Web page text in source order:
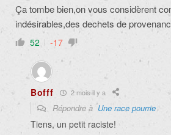
Ça tombe bien,on vous considèrent
indésirables,des dechets de
52 -17
Bofff 2 mois il y a
Répondre àUne race pourrie
Tiens, un petit raciste!